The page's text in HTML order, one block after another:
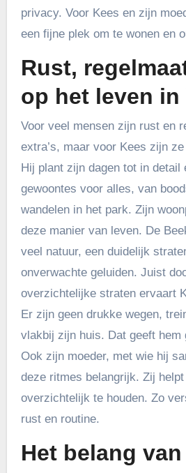
privacy. Voor Kees en zijn
een fijne plek om te wonen en
Rust,
op het leven in
Voor veel mensen zijn rust en
extra’s, maar voor Kees zijn
Hij plant zijn dagen tot in detail
gewoontes voor alles, van
wandelen in het park. Zijn
deze manier van leven. De
veel natuur, een duidelijk
onverwachte geluiden. Juist
overzichtelijke straten ervaart
Er zijn geen drukke wegen,
vlakbij zijn huis. Dat geeft hem
Ook zijn moeder, met wie hij
deze ritmes belangrijk. Zij
overzichtelijk te houden. Zo
rust en routine.
Het belang